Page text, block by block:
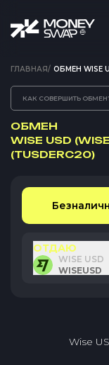
ГЛАВНАЯ/ ОБМЕН WISE
КАК СОВЕРШИТЬ
ОБМЕН
WISE USD
(TUSDERC20)
ОТДАЮ
WISE USD
WISEUSD
Wise